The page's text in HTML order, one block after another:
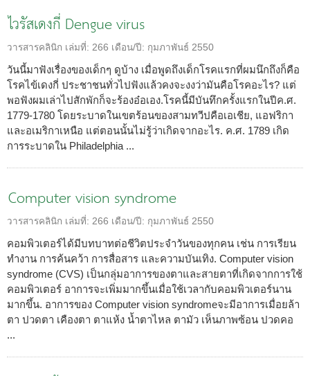
ไวรัสเดงกี่ Dengue virus
วารสารคลินิก เล่มที่: 266 เดือน/ปี: กุมภาพันธ์ 2550
วันนี้มาฟังเรื่องของเด็กๆ ดูบ้าง เมื่อพูดถึงเด็กโรคแรกที่ผมนึกถึงก็คือ
โรคไข้เดงกี่ ประชาชนทั่วไปฟังแล้วคงจะงงว่ามันคือโรคอะไร? แต่
พอฟังผมเล่าไปสักพักก็จะร้องอ๋อเอง.โรคนี้มีบันทึกครั้งแรกในปีค.ศ.
1779-1780 โดยระบาดในเขตร้อนของสามทวีปคือเอเชีย, แอฟริกา
และอเมริกาเหนือ แต่ตอนนั้นไม่รู้ว่าเกิดจากอะไร. ค.ศ. 1789 เกิด
การระบาดใน Philadelphia ...
Computer vision syndrome
วารสารคลินิก เล่มที่: 266 เดือน/ปี: กุมภาพันธ์ 2550
คอมพิวเตอร์ได้มีบทบาทต่อชีวิตประจำวันของทุกคน เช่น การเรียน
ทำงาน การค้นคว้า การสื่อสาร และความบันเทิง. Computer vision
syndrome (CVS) เป็นกลุ่มอาการของตาและสายตาที่เกิดจากการใช้
คอมพิวเตอร์ อาการจะเพิ่มมากขึ้นเมื่อใช้เวลากับคอมพิวเตอร์นาน
มากขึ้น. อาการของ Computer vision syndromeจะมีอาการเมื่อยล้า
ตา ปวดตา เคืองตา ตาแห้ง น้ำตาไหล ตามัว เห็นภาพซ้อน ปวดคอ
...